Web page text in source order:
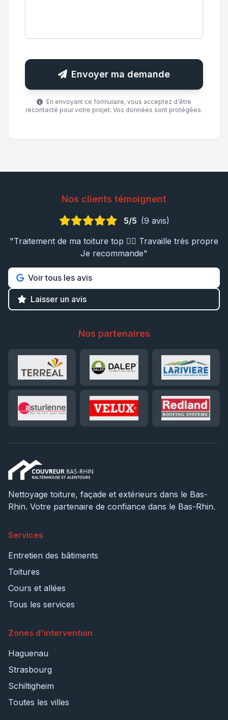
Envoyer ma demande
En envoyant ce formulaire, vous acceptez d'être
recontacté pour votre projet. Vos données sont protégées.
Nos clients témoignent
5/5 (9 avis)
"Traitement de ma toiture top 👍🏼 Travaille très propre
Je recommande"
Voir tous les avis
Laisser un avis
Nos partenaires
Nettoyage toiture, façade et extérieurs dans le Bas-
Rhin. Votre partenaire de confiance dans le Bas-Rhin.
Services
Entretien des bâtiments
Toitures
Cours et allées
Tous les services
Zones d'intervention
Haguenau
Strasbourg
Schiltigheim
Toutes les villes